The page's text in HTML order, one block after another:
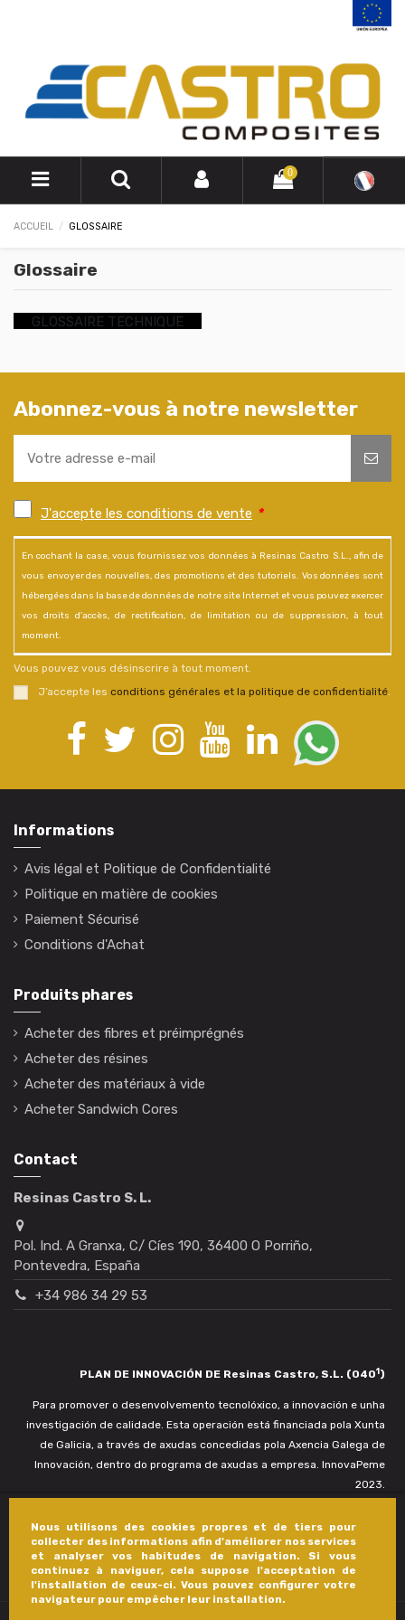
Nous utilisons des cookies propres et de tiers pour
collecter des informations afin d'améliorer nos services
et analyser vos habitudes de navigation. Si vous
continuez à naviguer, cela suppose l'acceptation de
l'installation de ceux-ci. Vous pouvez configurer votre
navigateur pour empêcher leur installation.
0
ACCUEIL GLOSSAIRE
Glossaire
GLOSSAIRE TECHNIQUE
Abonnez-vous à notre newsletter
J'accepte les conditions de vente *
En cochant la case, vous fournissez vos données à Resinas Castro S.L., afin de
vous envoyer des nouvelles, des promotions et des tutoriels. Vos données sont
hébergées dans la base de données de notre site Internet et vous pouvez exercer
vos droits d'accès, de rectification, de limitation ou de suppression, à tout
moment.
Vous pouvez vous désinscrire à tout moment.
J’accepte les conditions générales et la politique de confidentialité.
Informations
Avis légal et Politique de Confidentialité
Politique en matière de cookies
Paiement Sécurisé
Conditions d'Achat
Produits phares
Acheter des fibres et préimprégnés
Acheter des résines
Acheter des matériaux à vide
Acheter Sandwich Cores
Contact
Resinas Castro S. L.
Pol. Ind. A Granxa, C/ Cíes 190, 36400 O Porriño,
Pontevedra, España
+34 986 34 29 53
PLAN DE INNOVACIÓN DE Resinas Castro, S.L. (0401)
Para promover o desenvolvemento tecnolóxico, a innovación e unha
investigación de calidade. Esta operación está financiada pola Xunta
de Galicia, a través de axudas concedidas pola Axencia Galega de
Innovación, dentro do programa de axudas a empresa. InnovaPeme
2023.